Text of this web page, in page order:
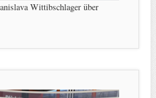
Wittibschlager über